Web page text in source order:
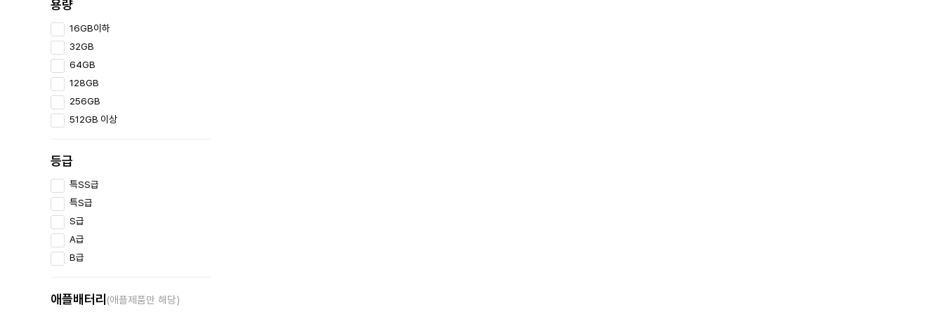
용량
16GB이하
32GB
64GB
128GB
256GB
512GB 이상
등급
특SS급
특S급
S급
A급
B급
애플배터리(애플제품만 해당)